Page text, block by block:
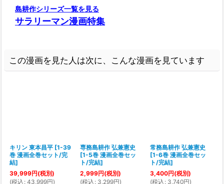
島耕作シリーズ一覧を見る
サラリーマン漫画特集
この漫画を見た人は次に、こんな漫画を見ています
キリン 東本昌平 [1-39
巻 漫画全巻セット/完
結]
39,999円(税別)
(税込 : 43,999円)
専務島耕作 弘兼憲史
[1-5巻 漫画全巻セッ
ト/完結]
2,999円(税別)
(税込 : 3,299円)
常務島耕作 弘兼憲史
[1-6巻 漫画全巻セッ
ト/完結]
3,400円(税別)
(税込 : 3,740円)